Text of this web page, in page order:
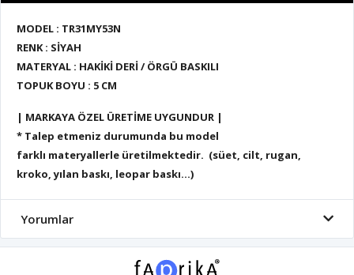
MODEL : TR31MY53N
RENK : SİYAH
MATERYAL : HAKİKİ DERİ / ÖRGÜ BASKILI
TOPUK BOYU : 5 CM
| MARKAYA ÖZEL ÜRETİME UYGUNDUR |
* Talep etmeniz durumunda bu model
farklı materyallerle üretilmektedir. (süet, cilt, rugan,
kroko, yılan baskı, leopar baskı...)
Yorumlar